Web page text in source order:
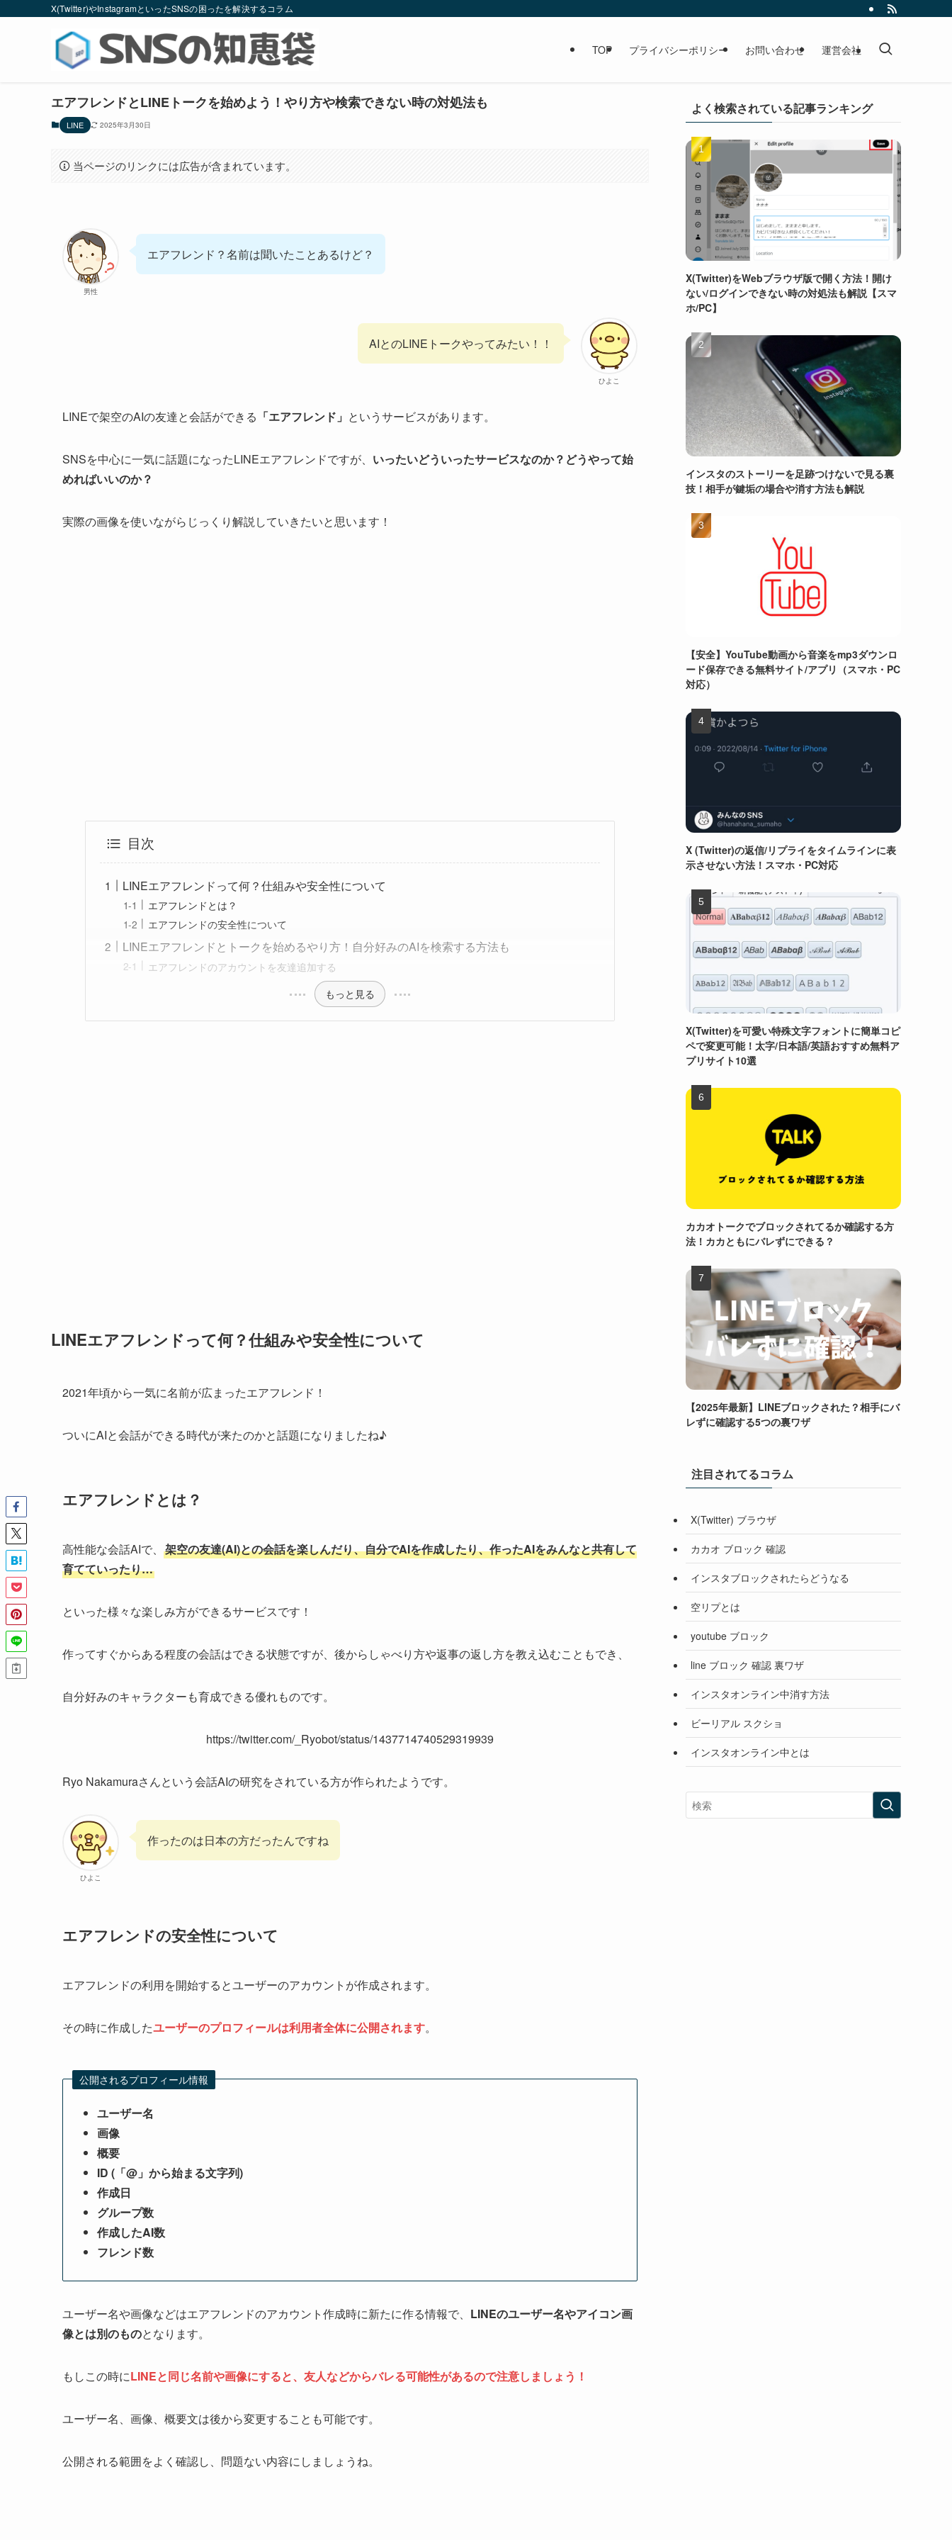
X(Twitter)やInstagramといったSNSの困ったを解決するコラム
TOP プライバシーポリシー お問い合わせ 運営会社
エアフレンドとLINEトークを始めよう！やり方や検索できない時の対処法も
LINE 2025年3月30日
当ページのリンクには広告が含まれています。
男性
エアフレンド？名前は聞いたことあるけど？
ひよこ
AIとのLINEトークやってみたい！！
LINEで架空のAIの友達と会話ができる 「エアフレンド」 というサービスがあります。
SNSを中心に一気に話題になったLINEエアフレンドですが、 いったいどういったサービスなのか？どうやって始
めればいいのか？
実際の画像を使いながらじっくり解説していきたいと思います！
目次
LINEエアフレンドって何？仕組みや安全性について
エアフレンドとは？
エアフレンドの安全性について
LINEエアフレンドとトークを始めるやり方！自分好みのAIを検索する方法も
エアフレンドのアカウントを友達追加する
もっと見る
LINEエアフレンドって何？仕組みや安全性について
2021年頃から一気に名前が広まったエアフレンド！
ついにAIと会話ができる時代が来たのかと話題になりましたね♪
エアフレンドとは？
高性能な会話AIで、 架空の友達(AI)との会話を楽しんだり、自分でAIを作成したり、作ったAIをみんなと共有して
育てていったり…
といった様々な楽しみ方ができるサービスです！
作ってすぐからある程度の会話はできる状態ですが、後からしゃべり方や返事の返し方を教え込むこともでき、
自分好みのキャラクターも育成できる優れものです。
https://twitter.com/_Ryobot/status/1437714740529319939
Ryo Nakamuraさんという会話AIの研究をされている方が作られたようです。
ひよこ
作ったのは日本の方だったんですね
エアフレンドの安全性について
エアフレンドの利用を開始するとユーザーのアカウントが作成されます。
その時に作成したユーザーのプロフィールは利用者全体に公開されます。
公開されるプロフィール情報
ユーザー名
画像
概要
ID (「@」から始まる文字列)
作成日
グループ数
作成したAI数
フレンド数
ユーザー名や画像などはエアフレンドのアカウント作成時に新たに作る情報で、 LINEのユーザー名やアイコン画
像とは別のものとなります。
もしこの時にLINEと同じ名前や画像にすると、友人などからバレる可能性があるので注意しましょう！
ユーザー名、画像、概要文は後から変更することも可能です。
公開される範囲をよく確認し、問題ない内容にしましょうね。
よく検索されている記事ランキング
X(Twitter)をWebブラウザ版で開く方法！開け
ない/ログインできない時の対処法も解説【スマ
ホ/PC】
インスタのストーリーを足跡つけないで見る裏
技！相手が鍵垢の場合や消す方法も解説
【安全】YouTube動画から音楽をmp3ダウンロ
ード保存できる無料サイト/アプリ（スマホ・PC
対応）
X (Twitter)の返信/リプライをタイムラインに表
示させない方法！スマホ・PC対応
X(Twitter)を可愛い特殊文字フォントに簡単コピ
ペで変更可能！太字/日本語/英語おすすめ無料ア
プリサイト10選
カカオトークでブロックされてるか確認する方
法！カカともにバレずにできる？
【2025年最新】LINEブロックされた？相手にバ
レずに確認する5つの裏ワザ
注目されてるコラム
X(Twitter) ブラウザ
カカオ ブロック 確認
インスタブロックされたらどうなる
空リプとは
youtube ブロック
line ブロック 確認 裏ワザ
インスタオンライン中消す方法
ビーリアル スクショ
インスタオンライン中とは